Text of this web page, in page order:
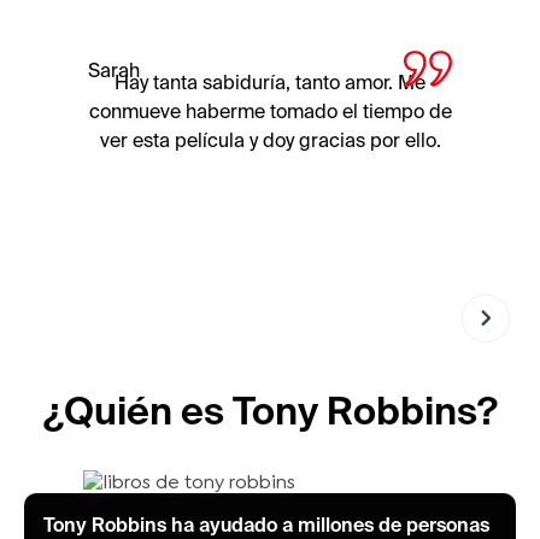
Sarah
Hay tanta sabiduría, tanto amor. Me
conmueve haberme tomado el tiempo de
ver esta película y doy gracias por ello.
¿Quién es Tony Robbins?
Tony Robbins ha ayudado a millones de personas